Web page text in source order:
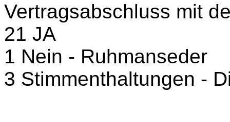
Vertragsabschluss mit
21 JA
1 Nein - Ruhmanseder
3 Stimmenthaltungen -